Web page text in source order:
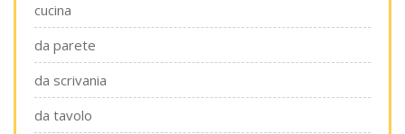
cucina
da parete
da scrivania
da tavolo